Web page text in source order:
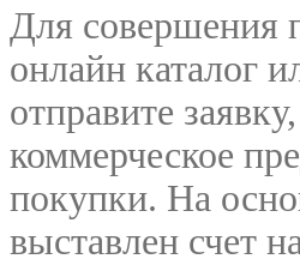
Для совершения
онлайн каталог
отправите
коммерческое
покупки. На
выставлен счет